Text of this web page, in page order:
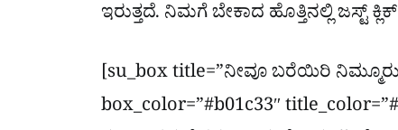
ಇರುತ್ತದೆ. ನಿಮಗೆ ಬೇಕಾದ ಹೊತ್ತಿನಲ್ಲಿ ಜಸ್ಟ್
[su_box title=”ನೀವೂ ಬರೆಯಿರಿ
box_color=”#b01c33″